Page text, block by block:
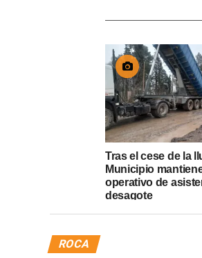
Tras el cese de la
Municipio
operativo de
desagote
ROCA